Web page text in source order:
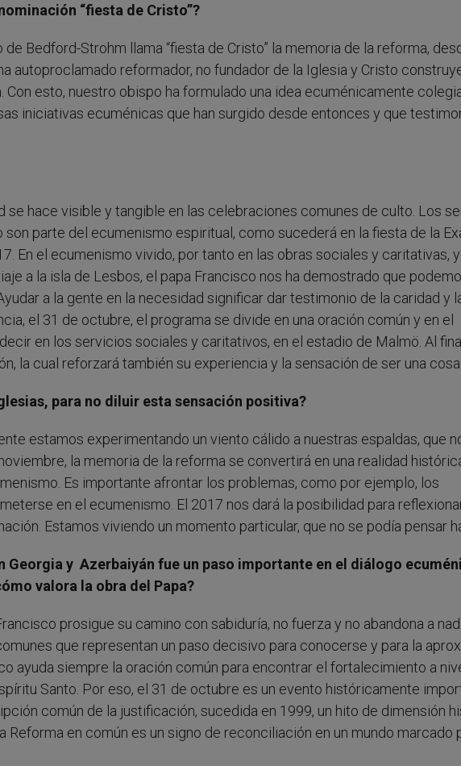
“fiesta de Cristo”?
Bedford-Strohm llama “fiesta de Cristo” la memoria de la reforma,
autoproclamado reformador, no fundador de la Iglesia y Cristo
Con esto, nuestro obispo ha formulado una idea ecuménicamente
iniciativas ecuménicas que han surgido desde entonces y que
se hace visible y tangible en las celebraciones comunes de culto. Los
parte del ecumenismo espiritual, como sucederá en la fiesta de la
En el ecumenismo vivido, por tanto en las obras sociales y caritativas,
a la isla de Lesbos, el papa Francisco nos ha demostrado que
a la gente en la necesidad significar dar testimonio de la caridad y
el 31 de octubre, el programa se divide en una oración común y en el
en los servicios sociales y caritativos, en el estadio de Malmö. Al
la cual reforzará también su experiencia y la sensación de ser una cosa
para no diluir esta sensación positiva?
estamos experimentando un viento cálido a nuestras espaldas, que
la memoria de la reforma se convertirá en una realidad
Es importante afrontar los problemas, como por ejemplo, los
en el ecumenismo. El 2017 nos dará la posibilidad para
Estamos viviendo un momento particular, que no se podía pensar
Georgia y Azerbaiyán fue un paso importante en el diálogo
valora la obra del Papa?
prosigue su camino con sabiduría, no fuerza y no abandona a
que representan un paso decisivo para conocerse y para la
ayuda siempre la oración común para encontrar el fortalecimiento a
Santo. Por eso, el 31 de octubre es un evento históricamente
común de la justificación, sucedida en 1999, un hito de dimensión
Reforma en común es un signo de reconciliación en un mundo marcado